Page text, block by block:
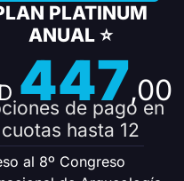
PLATINUM
ANUAL ⭐
447,00
de pago en
cuotas hasta 12
al 8º Congreso